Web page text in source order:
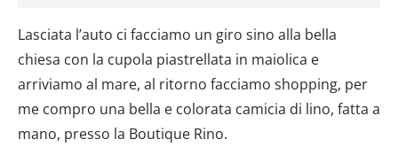
Lasciata l’auto ci facciamo un giro sino alla bella
chiesa con la cupola piastrellata in maiolica e
arriviamo al mare, al ritorno facciamo shopping, per
me compro una bella e colorata camicia di lino, fatta a
mano, presso la Boutique Rino.